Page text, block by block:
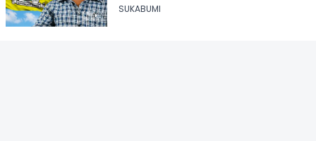
SUKABUMI